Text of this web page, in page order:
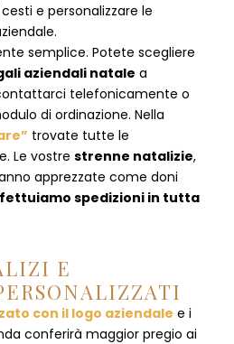
e personalizzare le
semplice. Potete scegliere
aziendali natale a
telefonicamente o
di ordinazione. Nella
trovate tutte le
Le vostre strenne natalizie,
apprezzate come doni
spedizioni in tutta
E
con il logo aziendale e i
conferirà maggior pregio ai